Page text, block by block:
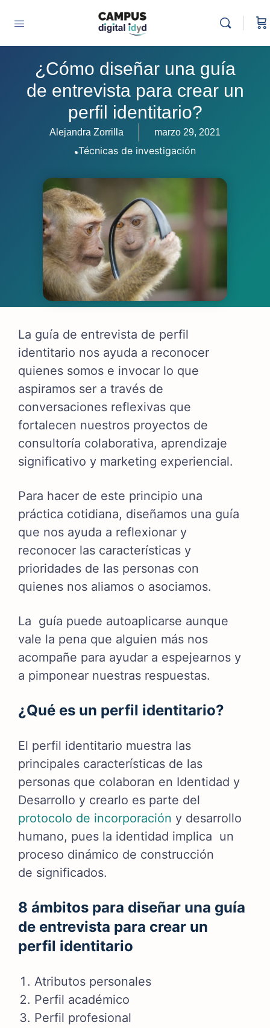
¿Cómo diseñar una guía
de entrevista para crear un
perfil identitario?
Alejandra Zorrilla marzo 29, 2021
Técnicas de investigación
La guía de entrevista de perfil
identitario nos ayuda a reconocer
quienes somos e invocar lo que
aspiramos ser a través de
conversaciones reflexivas que
fortalecen nuestros proyectos de
consultoría colaborativa, aprendizaje
significativo y marketing experiencial.
Para hacer de este principio una
práctica cotidiana, diseñamos una guía
que nos ayuda a reflexionar y
reconocer las características y
prioridades de las personas con
quienes nos aliamos o asociamos.
La guía puede autoaplicarse aunque
vale la pena que alguien más nos
acompañe para ayudar a espejearnos y
a pimponear nuestras respuestas.
¿Qué es un perfil identitario?
El perfil identitario muestra las
principales características de las
personas que colaboran en Identidad y
Desarrollo y crearlo es parte del
protocolo de incorporación y desarrollo
humano, pues la identidad implica un
proceso dinámico de construcción
de significados.
8 ámbitos para diseñar una guía
de entrevista para crear un
perfil identitario
Atributos personales
Perfil académico
Perfil profesional